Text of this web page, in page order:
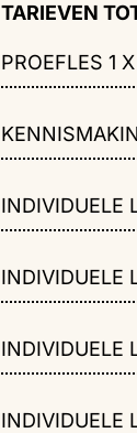
TARIEVEN
PROEFLES 1
INDIVIDUELE
INDIVIDUELE
INDIVIDUELE
INDIVIDUELE